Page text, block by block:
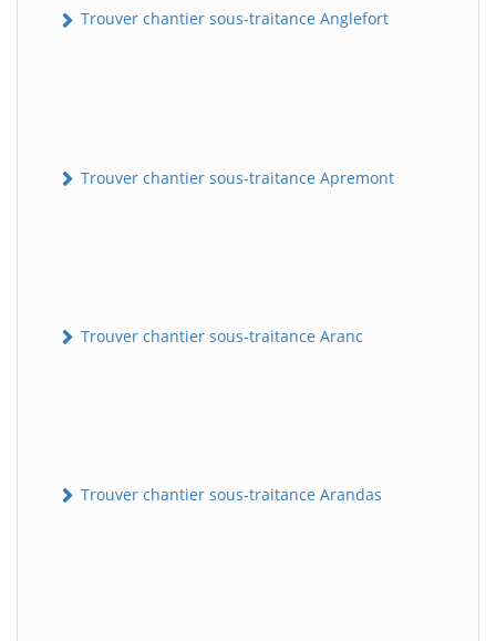
Trouver chantier sous-traitance Anglefort
Trouver chantier sous-traitance Apremont
Trouver chantier sous-traitance Aranc
Trouver chantier sous-traitance Arandas